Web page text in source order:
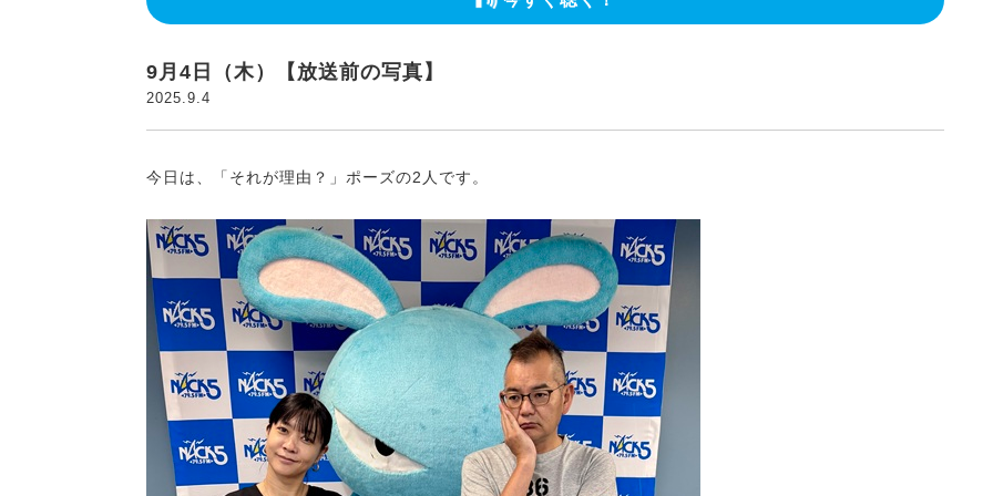
9月4日（木）【放送前の写真】
2025.9.4
今日は、「それが理由？」ポーズの2人です。